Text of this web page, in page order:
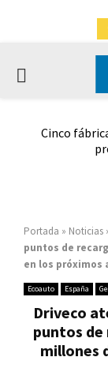
PRIMARY
Cinco
Portada » Noticias
puntos de
en los próximos
Ecoauto España
Driveco
puntos de
millones